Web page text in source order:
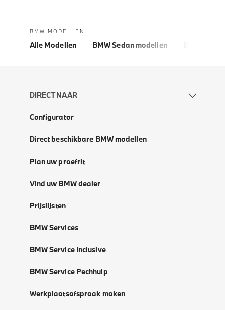
BMW MODELLEN
Alle Modellen BMW Sedan modellen
DIRECT NAAR
Configurator
Direct beschikbare BMW modellen
Plan uw proefrit
Vind uw BMW dealer
Prijslijsten
BMW Services
BMW Service Inclusive
BMW Service Pechhulp
Werkplaatsafspraak maken